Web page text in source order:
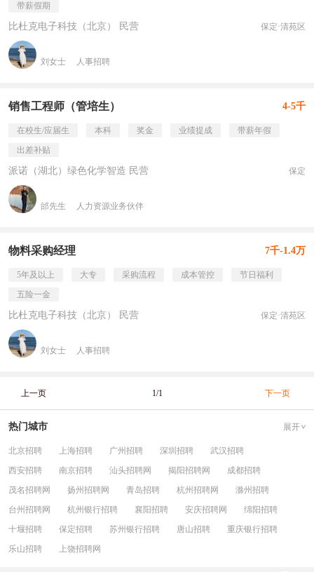
带薪假期
比杜克电子科技（北京） 民营 保定·清苑区
刘女士 人事招聘
销售工程师（管培生） 4-5千
在校生/应届生 本科 奖金 业绩提成
带薪年假
出差补贴
派诺（湖北）绿色化学智造 民营 保定
邰先生 人力资源业务伙伴
物料采购经理 7千-1.4万
5年及以上 大专 采购流程 成本管控
节日福利
五险一金
比杜克电子科技（北京） 民营 保定·清苑区
刘女士 人事招聘
上一页 1/1 下一页
热门城市 展开
北京招聘 上海招聘 广州招聘 深圳招聘
武汉招聘
西安招聘
南京招聘 汕头招聘网 揭阳招聘网
成都招聘
茂名招聘网
扬州招聘网 青岛招聘 杭州招聘网
滁州招聘
台州招聘网
杭州银行招聘 襄阳招聘 安庆招聘网
绵阳招聘
十堰招聘
保定招聘 苏州银行招聘 唐山招聘
重庆银行招聘
乐山招聘
上饶招聘网